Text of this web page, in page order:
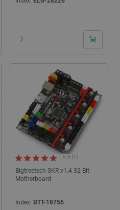
Bigtreetech SKR v1.4 32-Bit-
Motherboard
5.0 (1)
Index: BTT-18756